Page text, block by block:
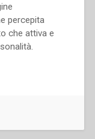
percepita
che attiva e